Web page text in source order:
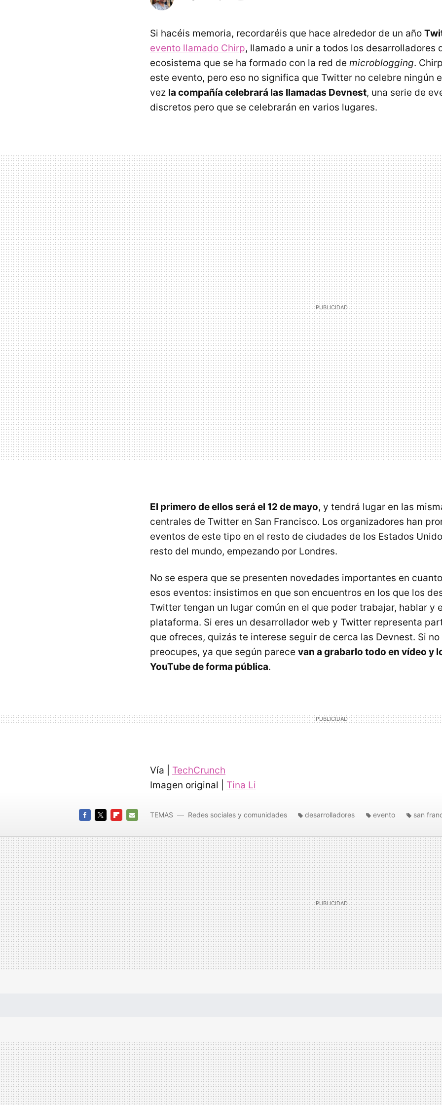
Si hacéis memoria, recordaréis que hace alrededor de un año
evento llamado Chirp, llamado a unir a todos los desarrolladores
ecosistema que se ha formado con la red de microblogging.
este evento, pero eso no significa que Twitter no celebre ningún
vez la compañía celebrará las llamadas Devnest, una serie de
discretos pero que se celebrarán en varios lugares.
El primero de ellos será el 12 de mayo, y tendrá lugar en las
centrales de Twitter en San Francisco. Los organizadores han
eventos de este tipo en el resto de ciudades de los Estados
resto del mundo, empezando por Londres.
No se espera que se presenten novedades importantes en
esos eventos: insistimos en que son encuentros en los que los
Twitter tengan un lugar común en el que poder trabajar, hablar y
plataforma. Si eres un desarrollador web y Twitter representa
que ofreces, quizás te interese seguir de cerca las Devnest. Si
preocupes, ya que según parece van a grabarlo todo en vídeo y
YouTube de forma pública.
Vía | TechCrunch
Imagen original | Tina Li
MAIL
TEMAS Redes sociales y comunidades desarrolladores evento
san